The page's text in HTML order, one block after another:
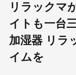
リラックマ
イトも一台
加湿器 リラ
イムを